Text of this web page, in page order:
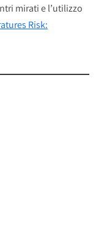
mirati e l’utilizzo
Risk: